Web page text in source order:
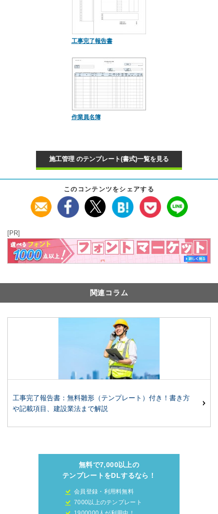
工事完了報告書
作業員名簿
施工管理 のテンプレート(書式)一覧を見る
このコンテンツをシェアする
[PR]
関連コラム
工事完了報告書：無料雛形（テンプレート）付き！書き方
や記載項目、建設業法まで解説
無料で7,000以上の
テンプレートをDLするなら！
会員登録・利用料無料
7000以上のテンプレート